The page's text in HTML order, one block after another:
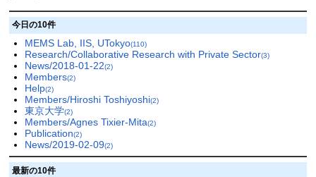
今日の10件
MEMS Lab, IIS, UTokyo(110)
Research/Collaborative Research with Private Sector(3)
News/2018-01-22(2)
Members(2)
Help(2)
Members/Hiroshi Toshiyoshi(2)
東京大学(2)
Members/Agnes Tixier-Mita(2)
Publication(2)
News/2019-02-09(2)
最新の10件